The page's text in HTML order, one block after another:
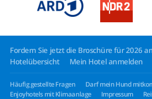
Fordern Sie jetzt die Broschüre für 2026
Hotelübersicht
Mein Hotel anmelden
Häufig gestellte Fragen
Darf mein Hund
Enjoyhotels mit Klimaanlage
Impressum